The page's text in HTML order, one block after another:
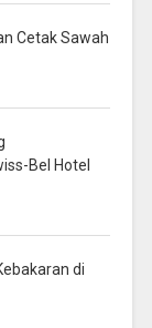
Cetak Sawah
Bel Hotel
di